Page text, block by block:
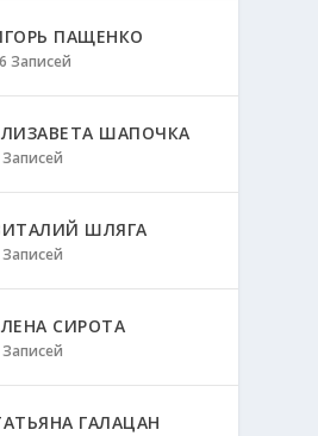
ПАЩЕНКО
Записей
ШАПОЧКА
Записей
ШЛЯГА
Записей
СИРОТА
Записей
ГАЛАЦАН